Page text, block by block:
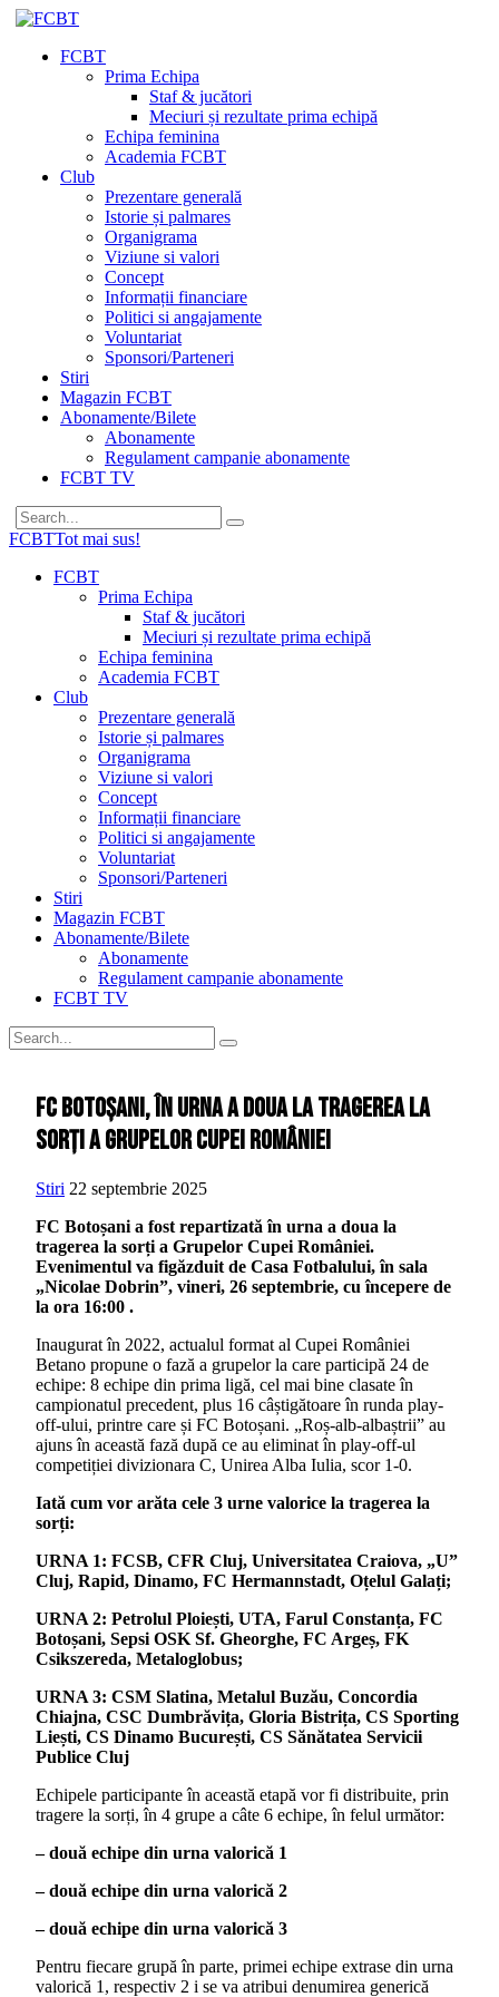
FCBT
Prima Echipa
Staf & jucători
Meciuri și rezultate prima echipă
Echipa feminina
Academia FCBT
Club
Prezentare generală
Istorie și palmares
Organigrama
Viziune si valori
Concept
Informații financiare
Politici si angajamente
Voluntariat
Sponsori/Parteneri
Stiri
Magazin FCBT
Abonamente/Bilete
Abonamente
Regulament campanie abonamente
FCBT TV
FCBTTot mai sus!
FCBT
Prima Echipa
Staf & jucători
Meciuri și rezultate prima echipă
Echipa feminina
Academia FCBT
Club
Prezentare generală
Istorie și palmares
Organigrama
Viziune si valori
Concept
Informații financiare
Politici si angajamente
Voluntariat
Sponsori/Parteneri
Stiri
Magazin FCBT
Abonamente/Bilete
Abonamente
Regulament campanie abonamente
FCBT TV
FC Botoșani, în urna a doua la tragerea la
sorți a Grupelor Cupei României
Stiri 22 septembrie 2025
FC Botoșani a fost repartizată în urna a doua la
tragerea la sorți a Grupelor Cupei României.
Evenimentul va figăzduit de Casa Fotbalului, în sala
„Nicolae Dobrin”, vineri, 26 septembrie, cu începere de
la ora 16:00 .
Inaugurat în 2022, actualul format al Cupei României
Betano propune o fază a grupelor la care participă 24 de
echipe: 8 echipe din prima ligă, cel mai bine clasate în
campionatul precedent, plus 16 câștigătoare în runda play-
off-ului, printre care și FC Botoșani. „Roș-alb-albaștrii” au
ajuns în această fază după ce au eliminat în play-off-ul
competiției divizionara C, Unirea Alba Iulia, scor 1-0.
Iată cum vor arăta cele 3 urne valorice la tragerea la
sorți:
URNA 1: FCSB, CFR Cluj, Universitatea Craiova, „U”
Cluj, Rapid, Dinamo, FC Hermannstadt, Oțelul Galați;
URNA 2: Petrolul Ploiești, UTA, Farul Constanța, FC
Botoșani, Sepsi OSK Sf. Gheorghe, FC Argeș, FK
Csikszereda, Metaloglobus;
URNA 3: CSM Slatina, Metalul Buzău, Concordia
Chiajna, CSC Dumbrăvița, Gloria Bistrița, CS Sporting
Liești, CS Dinamo București, CS Sănătatea Servicii
Publice Cluj
Echipele participante în această etapă vor fi distribuite, prin
tragere la sorți, în 4 grupe a câte 6 echipe, în felul următor:
– două echipe din urna valorică 1
– două echipe din urna valorică 2
– două echipe din urna valorică 3
Pentru fiecare grupă în parte, primei echipe extrase din urna
valorică 1, respectiv 2 i se va atribui denumirea generică